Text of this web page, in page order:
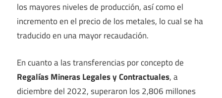
los mayores niveles de producción, así como el
incremento en el precio de los metales, lo cual se ha
traducido en una mayor recaudación.
En cuanto a las transferencias por concepto de
Regalías Mineras Legales y Contractuales, a
diciembre del 2022, superaron los 2,806 millones